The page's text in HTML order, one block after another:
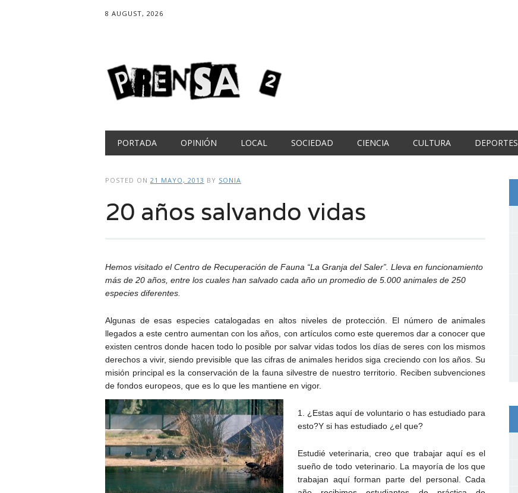
8 AUGUST, 2026
Main menu
PORTADA OPINIÓN LOCAL SOCIEDAD CIENCIA CULTURA DEPORTES
POSTED ON 21 MAYO, 2013 BY SONIA
20 años salvando vidas
Hemos visitado el Centro de Recuperación de Fauna “La Granja del Saler”. Lleva en funcionamiento
más de 20 años, entre los cuales han salvado cada año un promedio de 5.000 animales de 250
especies diferentes.
Algunas de esas especies catalogadas en altos niveles de protección. El número de animales
llegados a este centro aumentan con los años, con artículos como este queremos dar a conocer que
existen centros donde hacen todo lo posible por salvar vidas todos los días de seres con los mismos
derechos a vivir, siendo previsible que las cifras de animales heridos siga creciendo con los años. Su
misión principal es la conservación de la fauna silvestre de nuestro territorio. Reciben subvenciones
de fondos europeos, que es lo que les mantiene en vigor.
1. ¿Estas aquí de voluntario o has estudiado para
esto?Y si has estudiado ¿el que?
Estudié veterinaria, creo que trabajar aquí es el
sueño de todo veterinario. La mayoría de los que
trabajan aquí forman parte del personal. Cada